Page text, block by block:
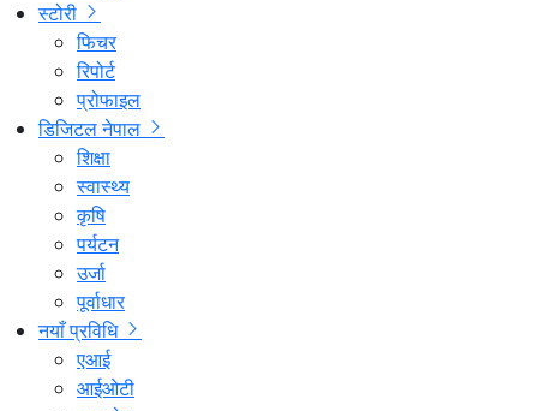
स्टोरी
फिचर
रिपोर्ट
प्रोफाइल
डिजिटल नेपाल
शिक्षा
स्वास्थ्य
कृषि
पर्यटन
उर्जा
पूर्वाधार
नयाँ प्रविधि
एआई
आईओटी